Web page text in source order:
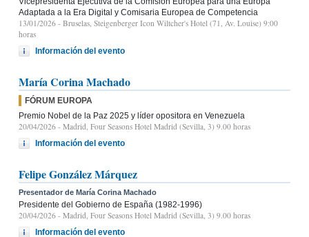
Adaptada a la Era Digital y Comisaria Europea de Competencia
13/01/2026 - Bruselas, Steigenberger Icon Wiltcher's Hotel (71, Av. Louise) 9:00
horas
Información del evento
María Corina Machado
FÓRUM EUROPA
Premio Nobel de la Paz 2025 y líder opositora en Venezuela
20/04/2026 - Madrid, Four Seasons Hotel Madrid (Sevilla, 3) 9.00 horas
Información del evento
Felipe González Márquez
Presentador de María Corina Machado
Presidente del Gobierno de España (1982-1996)
20/04/2026 - Madrid, Four Seasons Hotel Madrid (Sevilla, 3) 9.00 horas
Información del evento